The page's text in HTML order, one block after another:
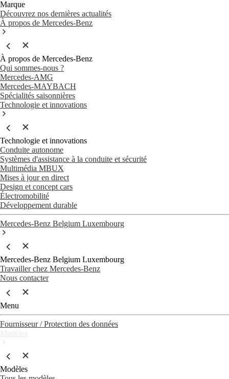
Marque
Découvrez nos dernières actualités
À propos de Mercedes-Benz
À propos de Mercedes-Benz
Qui sommes-nous ?
Mercedes-AMG
Mercedes-MAYBACH
Spécialités saisonnières
Technologie et innovations
Technologie et innovations
Conduite autonome
Systèmes d'assistance à la conduite et sécurité
Multimédia MBUX
Mises à jour en direct
Design et concept cars
Électromobilité
Développement durable
Mercedes-Benz Belgium Luxembourg
Mercedes-Benz Belgium Luxembourg
Travailler chez Mercedes-Benz
Nous contacter
Menu
Fournisseur / Protection des données
Modèles